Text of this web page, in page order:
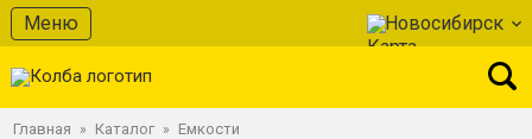
Меню Новосибирск
Главная » Каталог » Емкости